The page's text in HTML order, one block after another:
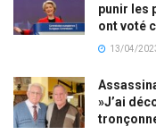
punir les
ont voté
13/04/
»J’ai